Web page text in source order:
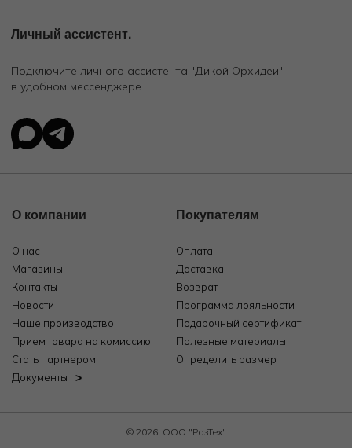
Личный ассистент.
Подключите личного ассистента "Дикой Орхидеи"
в удобном мессенджере
О компании
О нас
Магазины
Контакты
Новости
Наше производство
Прием товара на комиссию
Стать партнером
Документы
Покупателям
Оплата
Доставка
Возврат
Программа лояльности
Подарочный сертификат
Полезные материалы
Определить размер
© 2026, ООО "РозТех"